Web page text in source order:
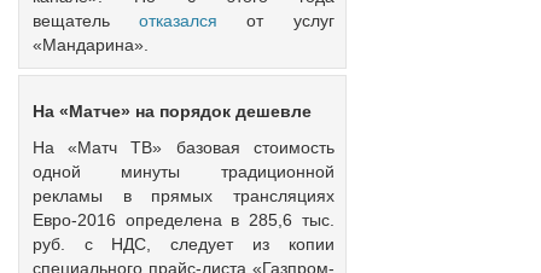
вещательотказался от услуг
«Мандарина».
На «Матче» на порядок дешевле
На «Матч ТВ» базовая стоимость
одной минуты традиционной
рекламы в прямых трансляциях
Евро-2016 определена в 285,6 тыс.
руб. с НДС, следует из копии
специального прайс-листа «Газпром-